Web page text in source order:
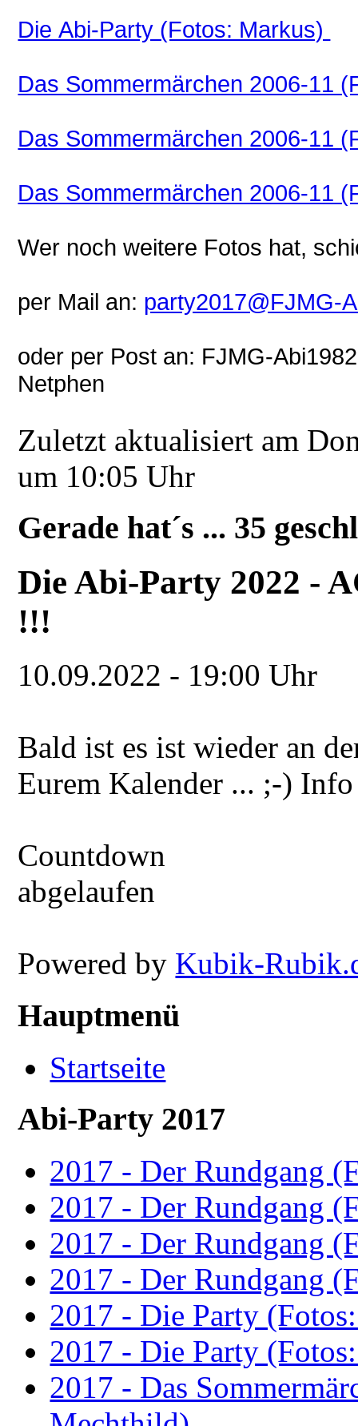
Die Abi-Party (Fotos: Markus)
Das Sommermärchen 2006-11
Das Sommermärchen 2006-11
Das Sommermärchen 2006-11
Wer noch weitere Fotos hat,
per Mail an: party2017@FJMG-
oder per Post an: FJMG-
Netphen
Zuletzt aktualisiert am
um 10:05 Uhr
Gerade hat´s ... 35
Die Abi-Party 2022 -
!!!
10.09.2022 - 19:00 Uhr
Bald ist es ist wieder an
Eurem Kalender ... ;-)
Countdown
abgelaufen
Powered by Kubik-
Hauptmenü
Startseite
Abi-Party 2017
2017 - Der Rundgang
2017 - Der Rundgang
2017 - Der Rundgang
2017 - Der Rundgang
2017 - Die Party
2017 - Die Party
2017 - Das